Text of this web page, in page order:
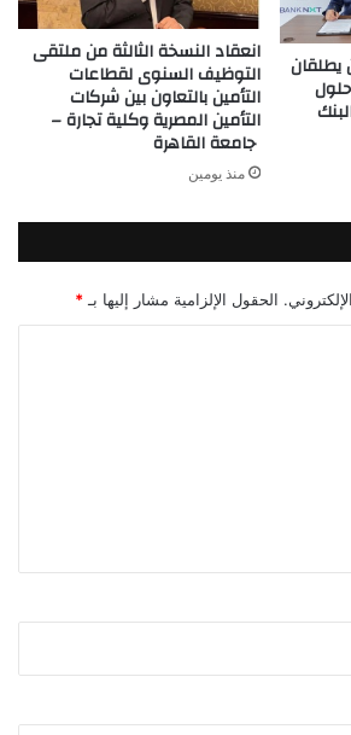
يطلقان
حلول
انعقاد النسخة الثالثة من ملتقى
التوظيف السنوى لقطاعات
التأمين بالتعاون بين شركات
التأمين المصرية وكلية تجارة –
جامعة القاهرة
منذ يومين
الحقول الإلزامية مشار إليها بـ *